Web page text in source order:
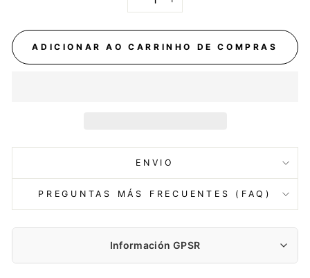
+
ADICIONAR AO CARRINHO DE COMPRAS
ENVIO
PREGUNTAS MÁS FRECUENTES (FAQ)
Información GPSR